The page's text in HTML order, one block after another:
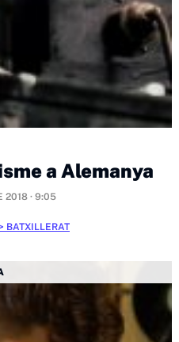
a Alemanya
2018 · 9:05
BATXILLERAT